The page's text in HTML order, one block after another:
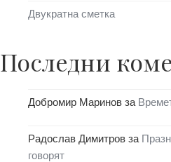
Двукратна сметка
Последни
Добромир Маринов за
Радослав Димитров за
говорят